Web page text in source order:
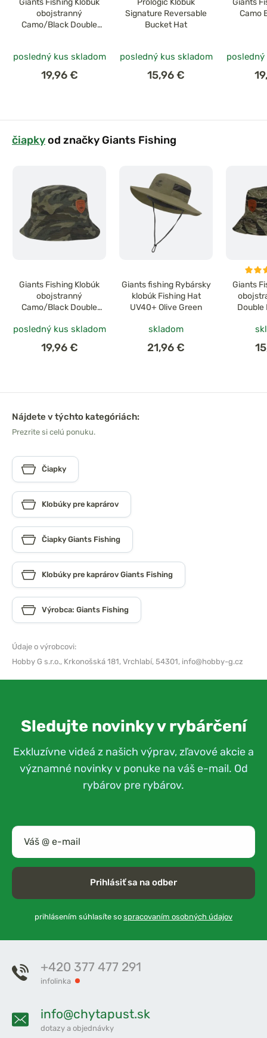
Giants Fishing Klobúk
obojstranný
Camo/Black Double
posledný kus skladom
19,96 €
Prologic Klobúk
Signature Reversable
Bucket Hat
posledný kus skladom
15,96 €
Giants
Camo
čiapkyod značky Giants Fishing
Giants Fishing Klobúk
obojstranný
Camo/Black Double
posledný kus skladom
19,96 €
Giants fishing Rybársky
klobúk Fishing Hat
UV40+ Olive Green
skladom
21,96 €
Giants
Double
Nájdete v týchto kategóriách:
Prezrite si celú ponuku.
Čiapky
Klobúky pre kaprárov
Čiapky Giants Fishing
Klobúky pre kaprárov Giants Fishing
Výrobca: Giants Fishing
Údaje o výrobcovi:
Hobby G s.r.o., Krkonošská 181, Vrchlabí, 54301, info@hobby-g.cz
Sledujte novinky v rybárčení
Exkluzívne videá z našich výprav, zľavové akcie a
významné novinky v ponuke na váš e-mail. Od
rybárov pre rybárov.
Prihlásiť sa na odber
prihlásením súhlasíte so spracovaním osobných údajov
+420 377 477 291
infolinka
info@chytapust.sk
dotazy a objednávky